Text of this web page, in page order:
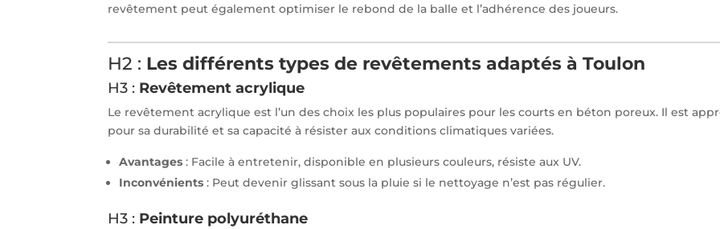
revêtement peut également optimiser le rebond de la balle et l’adhérence des joueurs.
H2 : Les différents types de revêtements adaptés à Toulon
H3 : Revêtement acrylique
Le revêtement acrylique est l’un des choix les plus populaires pour les courts en béton poreux. Il est
pour sa durabilité et sa capacité à résister aux conditions climatiques variées.
Avantages : Facile à entretenir, disponible en plusieurs couleurs, résiste aux UV.
Inconvénients : Peut devenir glissant sous la pluie si le nettoyage n’est pas régulier.
H3 : Peinture polyuréthane